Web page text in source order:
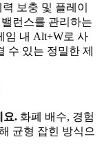
보충 및 플레이
런스를 관리하는
임 내 Alt+W로 사
수 있는 정밀한 제
요. 화폐 배수, 경험
균형 잡힌 방식으